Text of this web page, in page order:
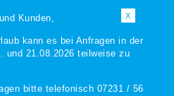
X
Kunden,
kann es bei Anfragen in der
und 21.08.2026 teilweise zu
bitte telefonisch 07231 / 56